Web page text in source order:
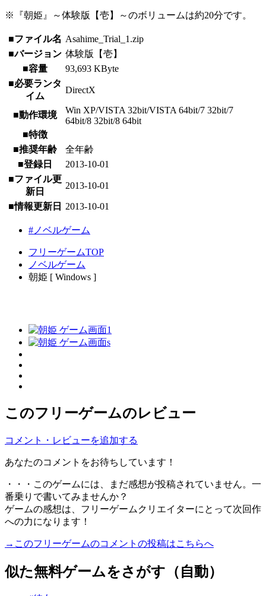
※『朝姫』～体験版【壱】～のボリュームは約20分です。
■ファイル名 Asahime_Trial_1.zip
■バージョン 体験版【壱】
■容量
93,693 KByte
■必要ランタ
イム
DirectX
■動作環境
Win XP/VISTA 32bit/VISTA 64bit/7 32bit/7
64bit/8 32bit/8 64bit
■特徴
■推奨年齢
全年齢
■登録日
2013-10-01
■ファイル更
新日
2013-10-01
■情報更新日 2013-10-01
#ノベルゲーム
フリーゲームTOP
ノベルゲーム
朝姫 [ Windows ]
このフリーゲームのレビュー
コメント・レビューを追加する
あなたのコメントをお待ちしています！
・・・このゲームには、まだ感想が投稿されていません。一
番乗りで書いてみませんか？
ゲームの感想は、フリーゲームクリエイターにとって次回作
への力になります！
→このフリーゲームのコメントの投稿はこちらへ
似た無料ゲームをさがす（自動）